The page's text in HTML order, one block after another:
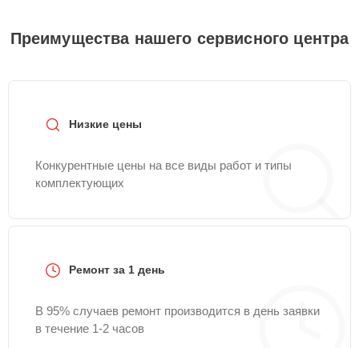
Преимущества нашего сервисного центра
Низкие цены
Конкурентные цены на все виды работ и типы
комплектующих
Ремонт за 1 день
В 95% случаев ремонт производится в день заявки
в течение 1-2 часов